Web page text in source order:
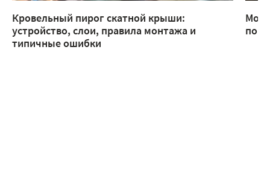
Кровельный пирог скатной крыши:
устройство, слои, правила монтажа и
типичные ошибки